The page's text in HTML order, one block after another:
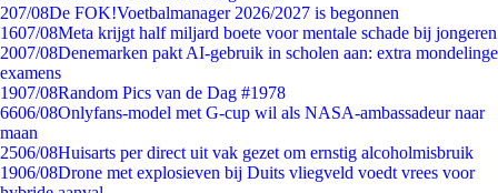
207/08De FOK!Voetbalmanager 2026/2027 is begonnen
1607/08Meta krijgt half miljard boete voor mentale schade bij jongeren
2007/08Denemarken pakt AI-gebruik in scholen aan: extra mondelinge
examens
1907/08Random Pics van de Dag #1978
6606/08Onlyfans-model met G-cup wil als NASA-ambassadeur naar
maan
2506/08Huisarts per direct uit vak gezet om ernstig alcoholmisbruik
1906/08Drone met explosieven bij Duits vliegveld voedt vrees voor